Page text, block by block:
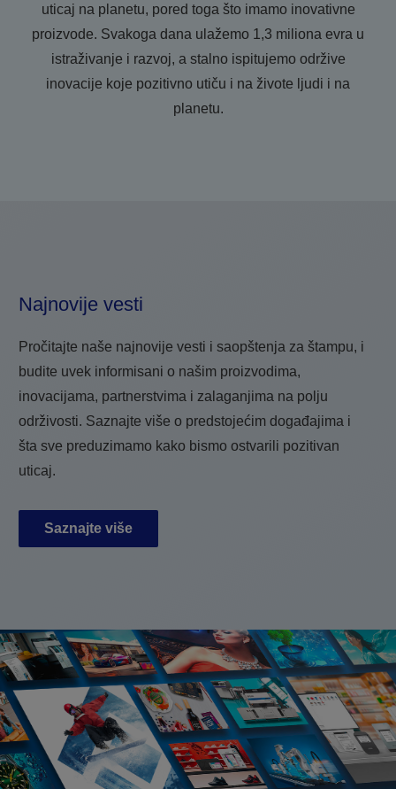
uticaj na planetu, pored toga što imamo inovativne
proizvode. Svakoga dana ulažemo 1,3 miliona evra u
istraživanje i razvoj, a stalno ispitujemo održive
inovacije koje pozitivno utiču i na živote ljudi i na
planetu.
Najnovije vesti
Pročitajte naše najnovije vesti i saopštenja za štampu, i
budite uvek informisani o našim proizvodima,
inovacijama, partnerstvima i zalaganjima na polju
održivosti. Saznajte više o predstojećim događajima i
šta sve preduzimamo kako bismo ostvarili pozitivan
uticaj.
Saznajte više